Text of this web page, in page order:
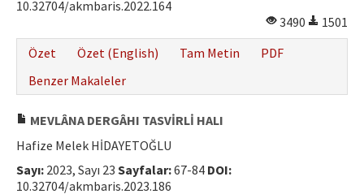
10.32704/akmbaris.2022.164
3490
1501
Özet
Özet (English) Tam Metin
PDF
Benzer Makaleler
MEVLÂNA DERGÂHI TASVİRLİ HALI
Hafize Melek HİDAYETOĞLU
Sayı: 2023, Sayı 23 Sayfalar:67-84 DOI:
10.32704/akmbaris.2023.186